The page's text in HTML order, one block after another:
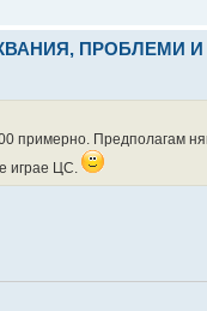
ПРОБЛЕМИ
примерно. Предполагам
играе ЦС.